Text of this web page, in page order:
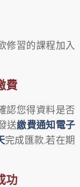
修習的課程加入
費
您得資料是否
送繳費通知電子
完成匯款,若在期
功